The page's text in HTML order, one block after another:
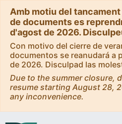
Amb motiu del
de documents es
d'agost de 2026.
Con motivo del cierre de
documentos se reanudará a
de 2026. Disculpad las
Due to the summer closure,
resume starting August 28,
any inconvenience.